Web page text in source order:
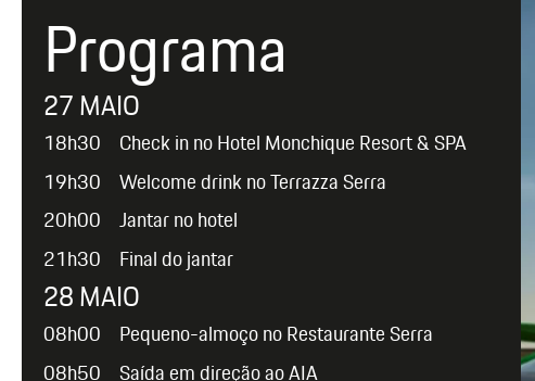
Programa
27 MAIO
18h30
Check in no Hotel Monchique Resort & SPA
19h30
Welcome drink no Terrazza Serra
20h00
Jantar no hotel
21h30
Final do jantar
28 MAIO
08h00
Pequeno-almoço no Restaurante Serra
08h50
Saída em direção ao AIA